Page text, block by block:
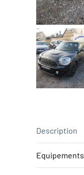
Description
Equipements